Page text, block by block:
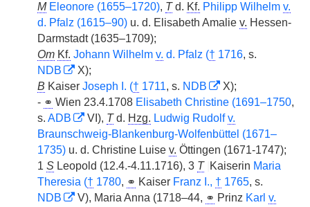
M Eleonore (1655–1720), Td. Kf. Philipp Wilhelm v.
d. Pfalz (1615–90) u. d. Elisabeth Amalie v. Hessen-
Darmstadt (1635–1709);
Om Kf. Johann Wilhelm v. d. Pfalz († 1716, s.
NDB
X);
B Kaiser Joseph I. († 1711, s. NDB
X);
- ⚭ Wien 23.4.1708 Elisabeth Christine (1691–1750,
s. ADB VI), Td. Hzg. Ludwig Rudolfv.
Braunschweig-Blankenburg-Wolfenbüttel (1671–
1735) u. d. Christine Luise v. Öttingen (1671-1747);
1 S Leopold (12.4.-4.11.1716), 3 T Kaiserin Maria
Theresia († 1780, ⚭ Kaiser Franz I., † 1765, s.
NDB
V), Maria Anna (1718–44, ⚭ Prinz Karl v.